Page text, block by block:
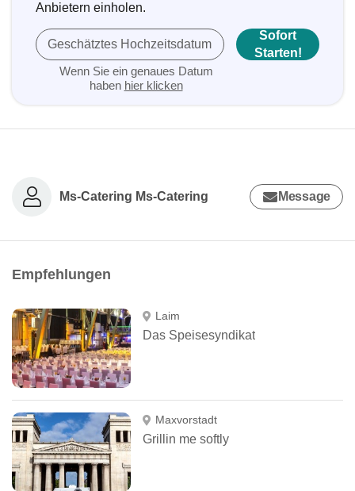
Anbietern einholen.
Geschätztes Hochzeitsdatum
Wenn Sie ein genaues Datum
haben hier klicken
Sofort
Starten!
Ms-Catering Ms-Catering Message
Empfehlungen
Laim
Das Speisesyndikat
Maxvorstadt
Grillin me softly